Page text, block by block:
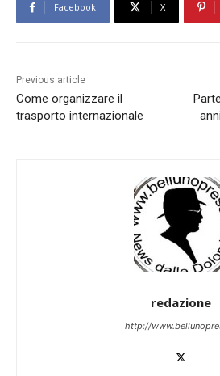
Facebook X
Previous article
Come organizzare il
trasporto internazionale
redazione
http://